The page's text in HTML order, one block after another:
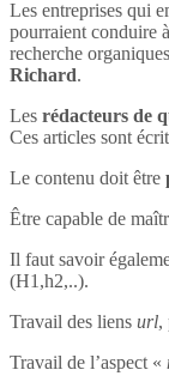
Les entreprises qui
pourraient conduire
recherche
Richard.
Les rédacteurs de
Ces articles sont
Le contenu doit être
Être capable de
Il faut savoir
(H1,h2,..).
Travail des liens url,
Travail de l’aspect «